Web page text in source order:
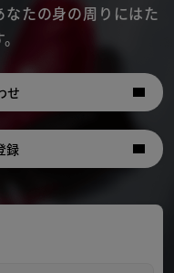
なたの身の周りにはた
せ
録